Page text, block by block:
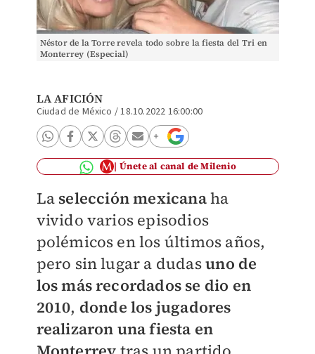
Néstor de la Torre revela todo sobre la fiesta del Tri en
Monterrey (Especial)
LA AFICIÓN
Ciudad de México /18.10.2022 16:00:00
Únete al canal de Milenio
La selección mexicanaha
vivido varios episodios
polémicos en los últimos años,
pero sin lugar a dudasuno de
los más recordados se dio en
2010, donde los jugadores
realizaron una fiesta en